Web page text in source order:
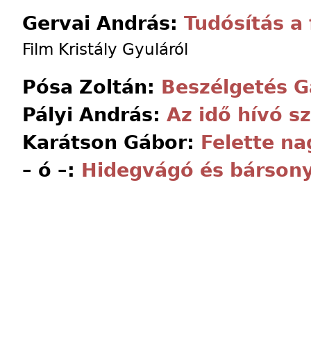
Gervai András: Tudósítás
Film Kristály Gyuláról
Pósa Zoltán: Beszélgetés
Pályi András: Az idő hívó
Karátson Gábor: Felette
– ó –: Hidegvágó és